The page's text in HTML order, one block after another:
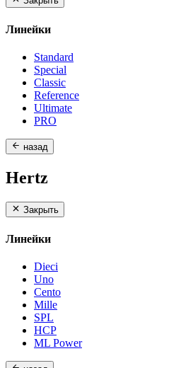
Линейки
Standard
Special
Classic
Reference
Ultimate
PRO
назад
Hertz
Закрыть
Линейки
Dieci
Uno
Cento
Mille
SPL
HCP
ML Power